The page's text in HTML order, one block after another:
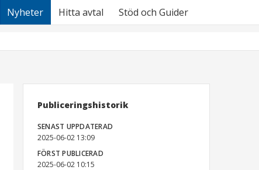
Nyheter Hitta avtal Stöd och Guider
Publiceringshistorik
SENAST UPPDATERAD
2025-06-02 13:09
FÖRST PUBLICERAD
2025-06-02 10:15